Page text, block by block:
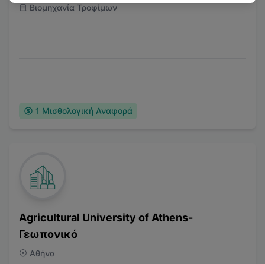
Βιομηχανία Τροφίμων
1 Μισθολογική Αναφορά
Agricultural University of Athens-
Γεωπονικό
Αθήνα